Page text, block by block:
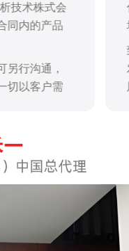
析技术株式会
同内的产品
另行沟通，
切以客户需